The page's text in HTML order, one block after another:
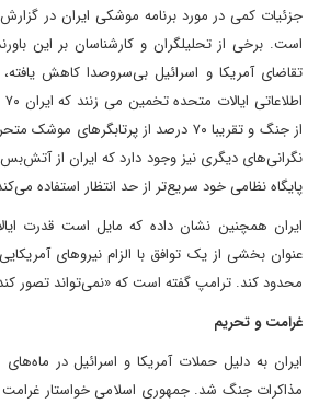
جزئیات کمی در مورد برنامه موشکی ایران در
است. برخی از تحلیلگران و کارشناسان بر این
تقاضای آمریکا و اسرائیل بی‌سروصدا کاهش
از جنگ و تقریبا ۷۰ درصد از
نگرانی‌های دیگری نیز وجود دارد که ایران از
پایگاه نظامی خود سریع‌تر از حد انتظار استفاده
ایران همچنین نشان داده که مایل است قدرت
عنوان بخشی از یک توافق با الزام نیروهای
محدود کند. ترامپ گفته است که «نمی‌تواند تصور
غرامت و تحریم
ایران به دلیل حملات آمریکا و اسرائیل در ماه‌های
مذاکرات جنگ شد. جمهوری اسلامی خواستار